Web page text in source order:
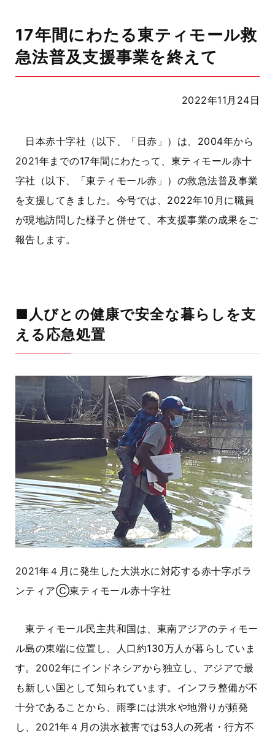
17年間にわたる東ティモール救
急法普及支援事業を終えて
2022年11月24日
日本赤十字社（以下、「日赤」）は、2004年から
2021年までの17年間にわたって、東ティモール赤十
字社（以下、「東ティモール赤」）の救急法普及事業
を支援してきました。今号では、2022年10月に職員
が現地訪問した様子と併せて、本支援事業の成果をご
報告します。
■人びとの健康で安全な暮らしを支
える応急処置
2021年４月に発生した大洪水に対応する赤十字ボラ
ンティアⒸ東ティモール赤十字社
東ティモール民主共和国は、東南アジアのティモー
ル島の東端に位置し、人口約130万人が暮らしていま
す。2002年にインドネシアから独立し、アジアで最
も新しい国として知られています。インフラ整備が不
十分であることから、雨季には洪水や地滑りが頻発
し、 2021年４月の洪水被害では53 人の死者・行方不